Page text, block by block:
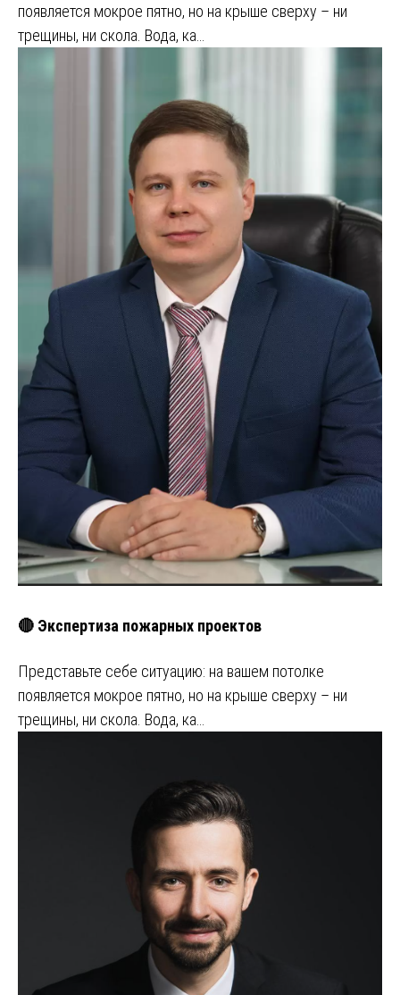
появляется мокрое пятно, но на крыше сверху – ни
трещины, ни скола. Вода, ка…
🔴 Экспертиза пожарных проектов
Представьте себе ситуацию: на вашем потолке
появляется мокрое пятно, но на крыше сверху – ни
трещины, ни скола. Вода, ка…